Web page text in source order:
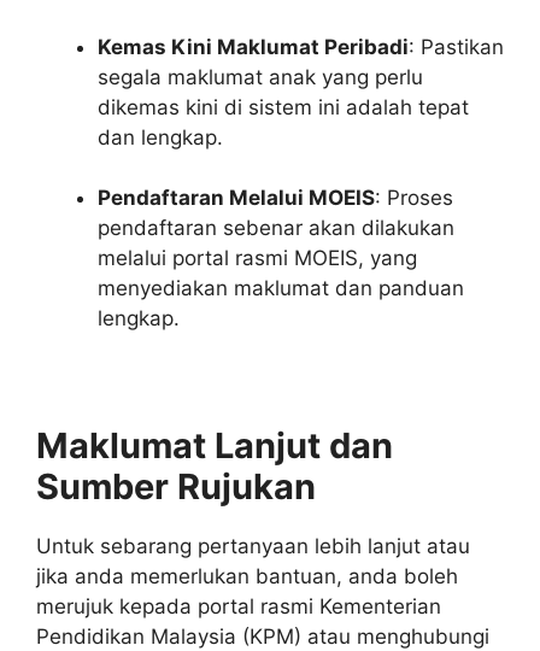
Kemas Kini Maklumat Peribadi: Pastikan
segala maklumat anak yang perlu
dikemas kini di sistem ini adalah tepat
dan lengkap.
Pendaftaran Melalui MOEIS: Proses
pendaftaran sebenar akan dilakukan
melalui portal rasmi MOEIS, yang
menyediakan maklumat dan panduan
lengkap.
Maklumat Lanjut dan
Sumber Rujukan
Untuk sebarang pertanyaan lebih lanjut atau
jika anda memerlukan bantuan, anda boleh
merujuk kepada portal rasmi Kementerian
Pendidikan Malaysia (KPM) atau menghubungi